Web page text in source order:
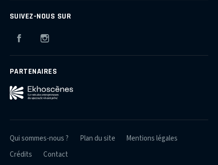
SUIVEZ-NOUS SUR
Facebook
PARTENAIRES
Qui sommes-nous ? Plan du site
Mentions légales
Crédits
Contact